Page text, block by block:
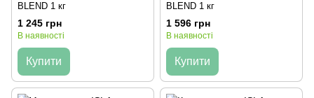
BLEND 1 кг
1 245 грн
В наявності
Купити
BLEND 1 кг
1 596 грн
В наявності
Купити